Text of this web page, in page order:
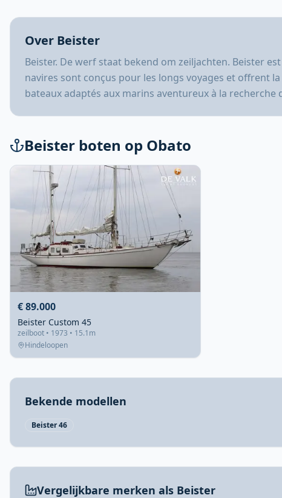
Over Beister
Beister. De werf staat bekend om zeiljachten. Beister
navires sont conçus pour les longs voyages et offrent
bateaux adaptés aux marins aventureux à la
Beister boten op Obato
€ 89.000
Beister Custom 45
zeilboot • 1973 • 15.1m
Hindeloopen
Bekende modellen
Beister 46
Vergelijkbare merken als Beister